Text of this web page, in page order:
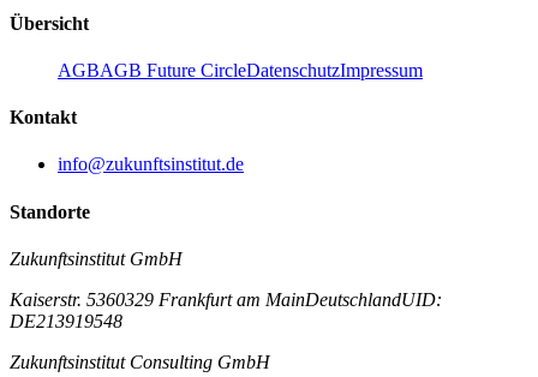
Übersicht
AGBAGB Future CircleDatenschutzImpressum
Kontakt
info@zukunftsinstitut.de
Standorte
Zukunftsinstitut GmbH
Kaiserstr. 5360329 Frankfurt am MainDeutschlandUID:
DE213919548
Zukunftsinstitut Consulting GmbH